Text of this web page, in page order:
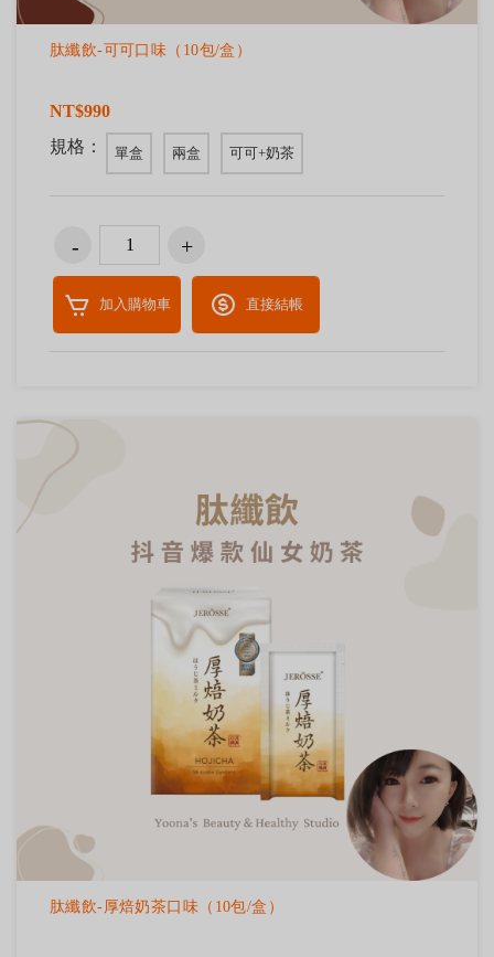
肽纖飲-可可口味（10包/盒）
NT$990
規格：
單盒 兩盒 可可+奶茶
加入購物車 直接結帳
肽纖飲-厚焙奶茶口味（10包/盒）